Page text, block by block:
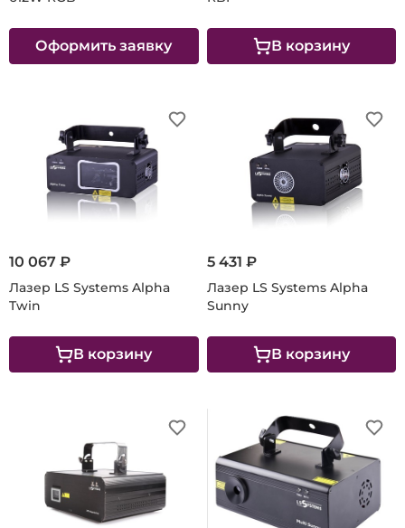
Оформить заявку В корзину
Лазер LS Systems Alpha
Twin
10 067 ₽
В корзину
Лазер LS Systems Alpha
Sunny
5 431 ₽
В корзину